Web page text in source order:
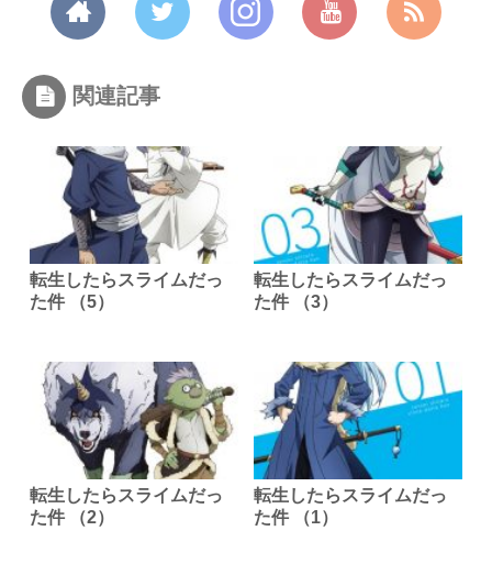
関連記事
転生したらスライムだっ
た件 （5）
転生したらスライムだっ
た件 （3）
転生したらスライムだっ
た件 （2）
転生したらスライムだっ
た件 （1）